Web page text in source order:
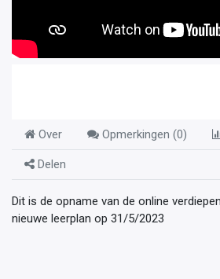
Over Opmerkingen (0)
Delen
Dit is de opname van de online
nieuwe leerplan op 31/5/2023